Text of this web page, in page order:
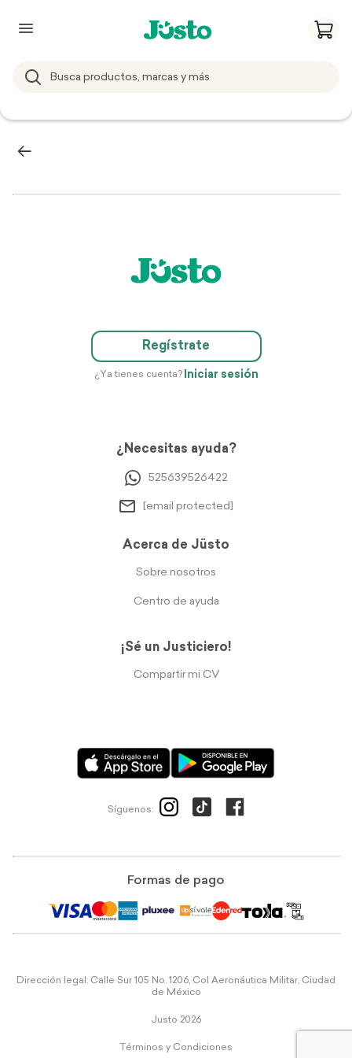
Regístrate
¿Ya tienes cuenta? Iniciar sesión
¿Necesitas ayuda?
525639526422
[email protected]
Acerca de Jüsto
Sobre nosotros
Centro de ayuda
¡Sé un Justiciero!
Compartir mi CV
Síguenos:
Formas de pago
Dirección legal: Calle Sur 105 No. 1206, Col Aeronáutica Militar, Ciudad
de México
Justo 2026
Términos y Condiciones